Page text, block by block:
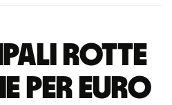
rotte
per euro